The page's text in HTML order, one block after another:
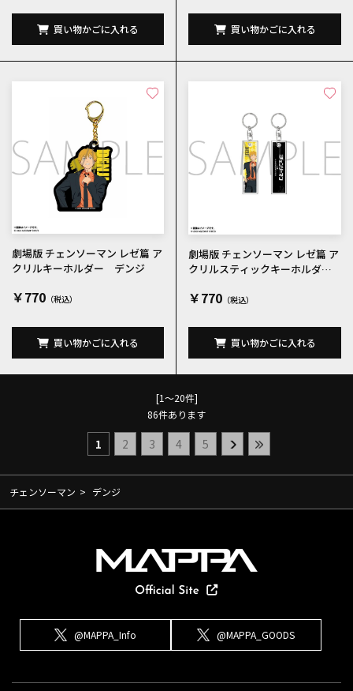
買い物かごに入れる 買い物かごに入れる
劇場版 チェンソーマン レゼ篇 ア
クリルキーホルダー デンジ
￥770
買い物かごに入れる
劇場版 チェンソーマン レゼ篇 ア
クリルスティックキーホルダ
￥770
買い物かごに入れる
[1～20件]
86件あります
1 2 3 4 5
チェンソーマン > デンジ
@MAPPA_Info @MAPPA_GOODS